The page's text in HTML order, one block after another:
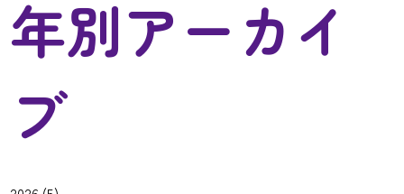
年別アーカイ
ブ